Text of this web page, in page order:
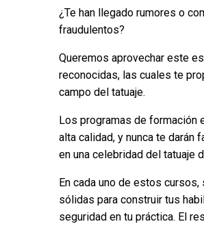
¿Te han llegado rumores o
fraudulentos?
Queremos aprovechar este
reconocidas, las cuales te
campo del tatuaje.
Los programas de formación
alta calidad, y nunca te darán
en una celebridad del tatuaje
En cada uno de estos
sólidas para construir tus
seguridad en tu práctica. El